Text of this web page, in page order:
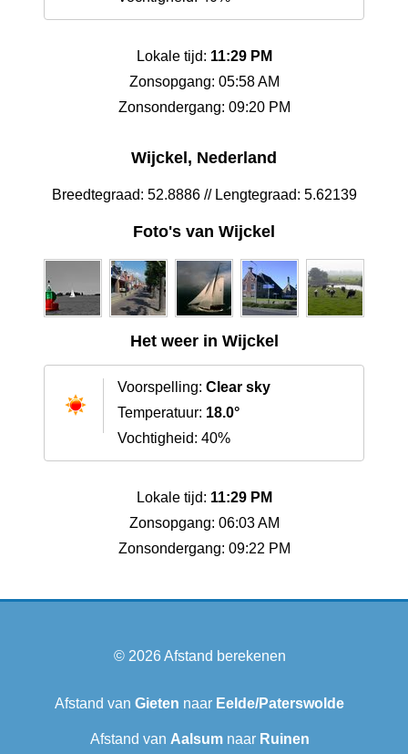
Lokale tijd: 11:29 PM
Zonsopgang: 05:58 AM
Zonsondergang: 09:20 PM
Wijckel, Nederland
Breedtegraad: 52.8886 // Lengtegraad: 5.62139
Foto's van Wijckel
Het weer in Wijckel
Voorspelling: Clear sky
Temperatuur: 18.0°
Vochtigheid: 40%
Lokale tijd: 11:29 PM
Zonsopgang: 06:03 AM
Zonsondergang: 09:22 PM
© 2026Afstand berekenen
Afstand van Gieten naar Eelde/Paterswolde
Afstand van Aalsumnaar Ruinen